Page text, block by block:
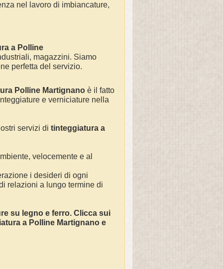
nel lavoro di imbiancature,
a Polline
magazzini. Siamo
perfetta del servizio.
Polline Martignano è il fatto
e verniciature nella
servizi di tinteggiatura a
velocemente e al
i desideri di ogni
relazioni a lungo termine di
su legno e ferro. Clicca sui
a Polline Martignano e